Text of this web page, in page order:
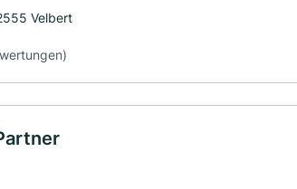
Velbert